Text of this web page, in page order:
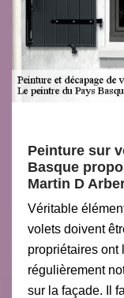
Peinture sur
Basque
Martin D
Véritable
volets doivent
propriétaires ont
régulièrement
sur la façade. Il